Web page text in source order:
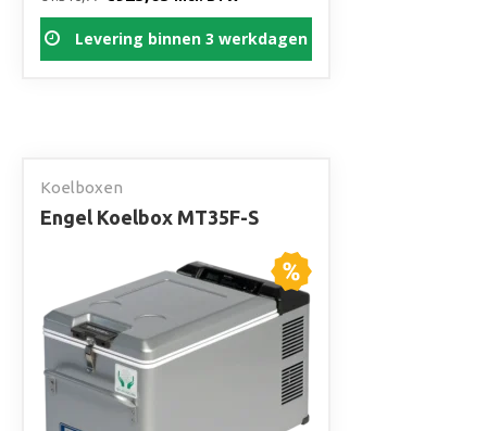
Levering binnen 3 werkdagen
Koelboxen
Engel Koelbox MT35F-S